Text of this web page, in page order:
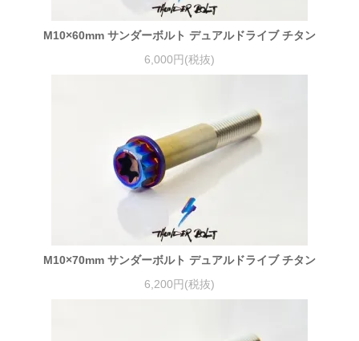
M10×60mm サンダーボルト デュアルドライブ チタン
6,000円(税抜)
M10×70mm サンダーボルト デュアルドライブ チタン
6,200円(税抜)